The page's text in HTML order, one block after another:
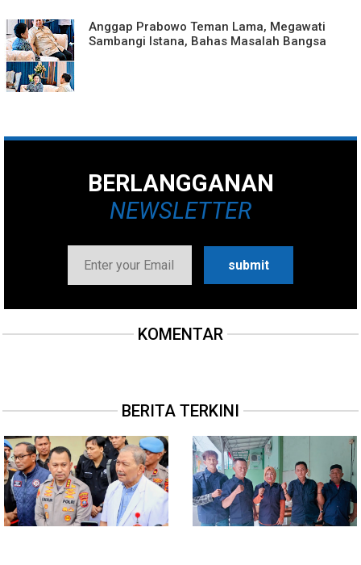
Anggap Prabowo Teman Lama, Megawati
Sambangi Istana, Bahas Masalah Bangsa
BERLANGGANAN
NEWSLETTER
KOMENTAR
BERITA TERKINI